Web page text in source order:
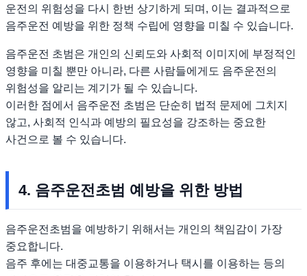
운전의 위험성을 다시 한번 상기하게 되며, 이는 결과적으로
음주운전 예방을 위한 정책 수립에 영향을 미칠 수 있습니다.
음주운전 초범은 개인의 신뢰도와 사회적 이미지에 부정적인
영향을 미칠 뿐만 아니라, 다른 사람들에게도 음주운전의
위험성을 알리는 계기가 될 수 있습니다.
이러한 점에서 음주운전 초범은 단순히 법적 문제에 그치지
않고, 사회적 인식과 예방의 필요성을 강조하는 중요한
사건으로 볼 수 있습니다.
4. 음주운전초범 예방을 위한 방법
음주운전초범을 예방하기 위해서는 개인의 책임감이 가장
중요합니다.
음주 후에는 대중교통을 이용하거나 택시를 이용하는 등의